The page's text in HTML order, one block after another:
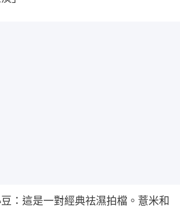
：這是一對經典祛濕拍檔。薏米和